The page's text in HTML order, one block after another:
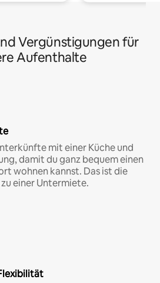
Vergünstigungen für
Aufenthalte
mit einer Küche und
damit du ganz bequem einen
wohnen kannst. Das ist die
einer Untermiete.